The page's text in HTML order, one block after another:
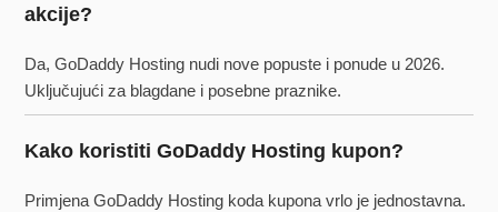
akcije?
Da, GoDaddy Hosting nudi nove popuste i ponude u 2026.
Uključujući za blagdane i posebne praznike.
Kako koristiti GoDaddy Hosting kupon?
Primjena GoDaddy Hosting koda kupona vrlo je jednostavna.